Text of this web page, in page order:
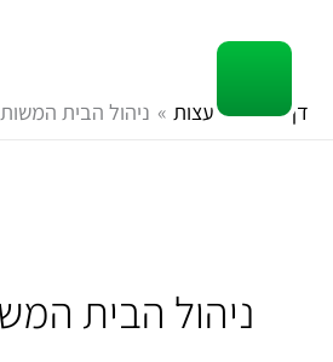
לתוכן
דף הבית עצות ניהול הבית
ניהול הבית